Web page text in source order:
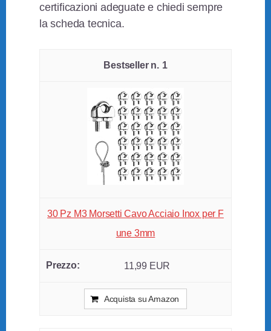
certificazioni adeguate e chiedi sempre
la scheda tecnica.
1
30 Pz M3 Morsetti Cavo Acciaio Inox per F
une 3mm
11,99 EUR
Acquista su Amazon